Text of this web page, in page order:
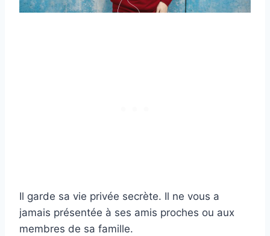
Il garde sa vie privée secrète. Il ne vous a
jamais présentée à ses amis proches ou aux
membres de sa famille.